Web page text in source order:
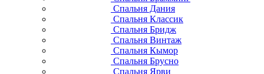
Спальня Дания
Спальня Классик
Спальня Бридж
Спальня Винтаж
Спальня Кымор
Спальня Брусно
Спальня Ярви